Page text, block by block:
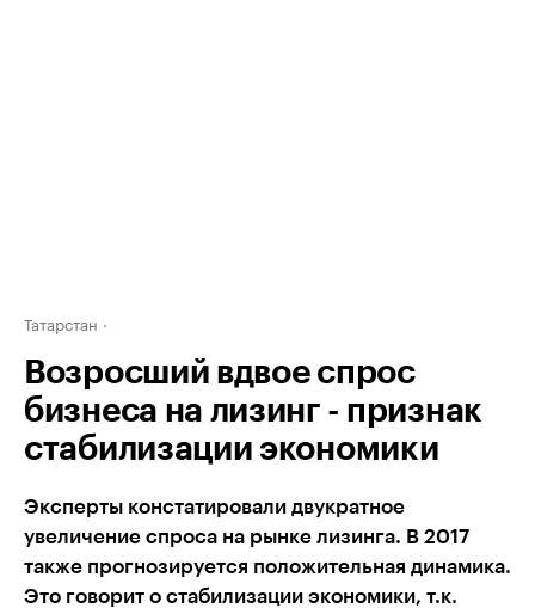
Татарстан
Возросший вдвое спрос
бизнеса на лизинг - признак
стабилизации экономики
Эксперты констатировали двукратное
увеличение спроса на рынке лизинга. В 2017
также прогнозируется положительная динамика.
Это говорит о стабилизации экономики, т.к.